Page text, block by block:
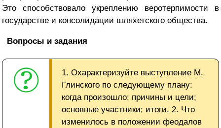
Это способствовало укреплению веротерпимости в
государстве и консолидации шляхетского общества.
Вопросы и задания
1. Охарактеризуйте выступление М.
Глинского по следующему плану:
когда произошло; причины и цели;
основные участники; итоги. 2. Что
изменилось в положении феодалов